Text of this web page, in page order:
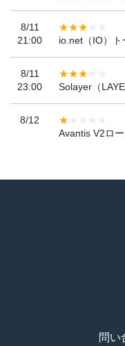
8/11
21:00
io.net（IO）ト
8/11
23:00
Solayer（
8/12
Avantis V2ロ
問い